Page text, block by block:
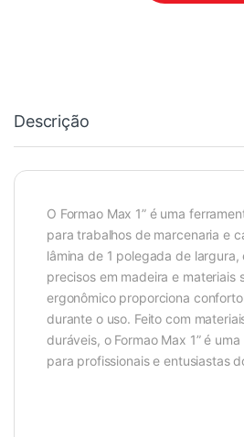
Descrição
O Formao Max 1” é uma
para trabalhos de marcenaria e
lâmina de 1 polegada de
precisos em madeira e materiais
ergonômico proporciona
durante o uso. Feito com
duráveis, o Formao Max 1” é
para profissionais e entusiastas